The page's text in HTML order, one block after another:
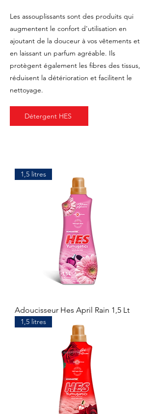
Les assouplissants sont des produits qui
augmentent le confort d'utilisation en
ajoutant de la douceur à vos vêtements et
en laissant un parfum agréable. Ils
protègent également les fibres des tissus,
réduisent la détérioration et facilitent le
nettoyage.
Détergent HES
1,5 litres
Adoucisseur Hes April Rain 1,5 Lt
1,5 litres